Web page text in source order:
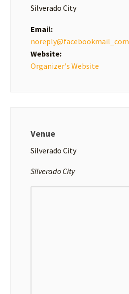
Silverado City
Email:
noreply@facebookmail_com
Website:
Organizer's Website
Venue
Silverado City
Silverado City